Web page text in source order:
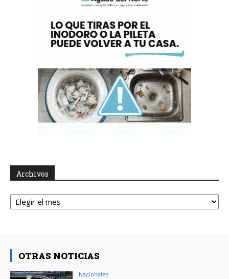
Archivos
Archivos
OTRAS NOTICIAS
Nacionales